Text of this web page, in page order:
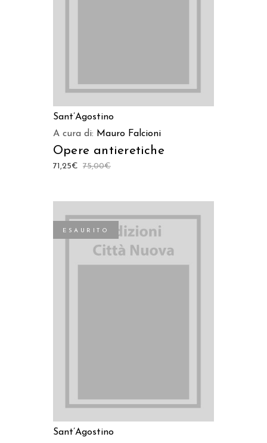
Sant’Agostino
A cura di: Mauro Falcioni
Opere antieretiche
75,00€
71,25€
ESAURITO
Sant’Agostino